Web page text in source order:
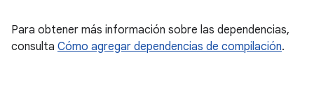
Para obtener más información sobre las dependencias,
consulta Cómo agregar dependencias de compilación.